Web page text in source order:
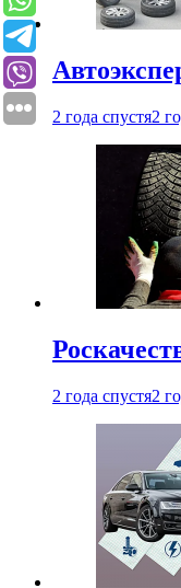
2 года спустя2
2 года спустя2